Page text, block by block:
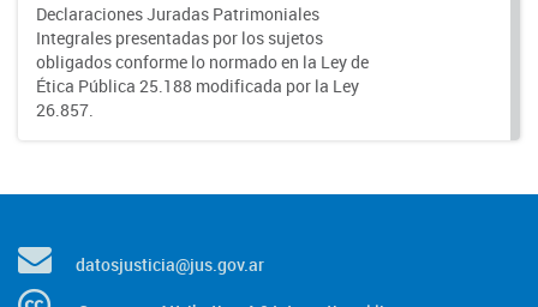
Declaraciones Juradas Patrimoniales
Integrales presentadas por los sujetos
obligados conforme lo normado en la Ley de
Ética Pública 25.188 modificada por la Ley
26.857.
datosjusticia@jus.gov.ar